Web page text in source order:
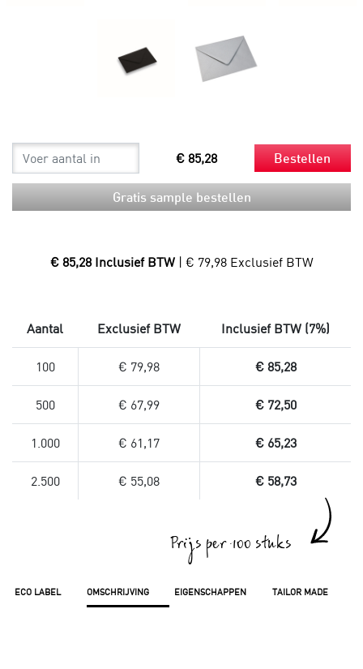
€ 85,28 Bestellen
Gratis sample bestellen
€ 85,28 Inclusief BTW | € 79,98 Exclusief BTW
ECO LABEL OMSCHRIJVING EIGENSCHAPPEN TAILOR MADE
Aantal Exclusief BTW Inclusief BTW (7%)
100 € 79,98 € 85,28
500 € 67,99 € 72,50
1.000 € 61,17 € 65,23
2.500 € 55,08 € 58,73
Prijs per 100 stuks